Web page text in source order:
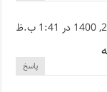
پاسخ